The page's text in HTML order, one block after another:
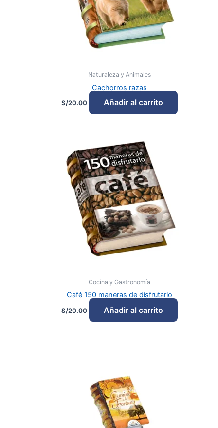
Naturaleza y Animales
Cachorros razas
S/20.00 Añadir al carrito
Cocina y Gastronomía
Café 150 maneras de disfrutarlo
S/20.00 Añadir al carrito